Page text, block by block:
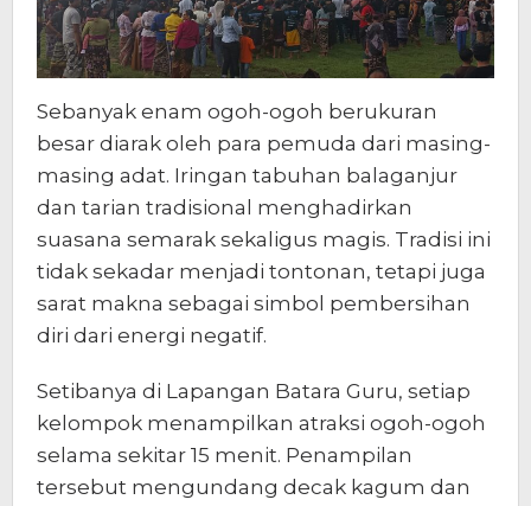
Sebanyak enam ogoh-ogoh berukuran
besar diarak oleh para pemuda dari masing-
masing adat. Iringan tabuhan balaganjur
dan tarian tradisional menghadirkan
suasana semarak sekaligus magis. Tradisi ini
tidak sekadar menjadi tontonan, tetapi juga
sarat makna sebagai simbol pembersihan
diri dari energi negatif.
Setibanya di Lapangan Batara Guru, setiap
kelompok menampilkan atraksi ogoh-ogoh
selama sekitar 15 menit. Penampilan
tersebut mengundang decak kagum dan